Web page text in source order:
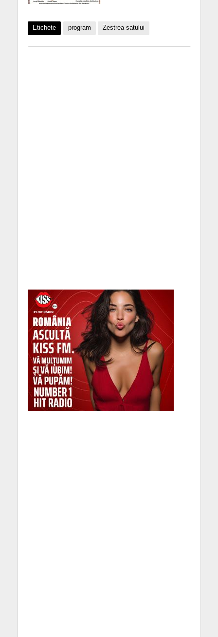
Etichete program Zestrea satului